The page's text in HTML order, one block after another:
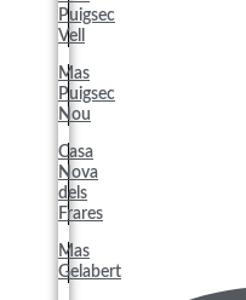
Puigsec
Vell
Mas
Puigsec
Nou
Casa
Nova
dels
Frares
Mas
Gelabert